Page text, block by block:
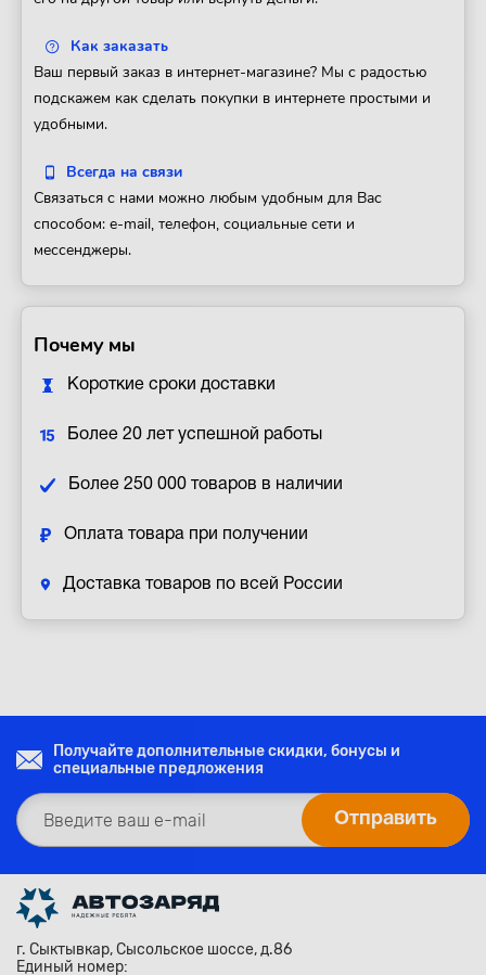
Как заказать
Ваш первый заказ в интернет-магазине? Мы с радостью
подскажем как сделать покупки в интернете простыми и
удобными.
Всегда на связи
Связаться с нами можно любым удобным для Вас
способом: e-mail, телефон, социальные сети и
мессенджеры.
Почему мы
Короткие сроки доставки
Более 20 лет успешной работы
Более 250 000 товаров в наличии
Оплата товара при получении
Доставка товаров по всей России
Получайте дополнительные скидки, бонусы и
специальные предложения
г. Сыктывкар, Сысольское шоссе, д.86
Единый номер: